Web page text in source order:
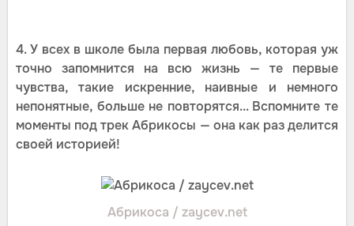
4. У всех в школе была первая любовь, которая уж
точно запомнится на всю жизнь — те первые
чувства, такие искренние, наивные и немного
непонятные, больше не повторятся... Вспомните те
моменты под трек Абрикосы — она как раз делится
своей историей!
Абрикоса / zaycev.net